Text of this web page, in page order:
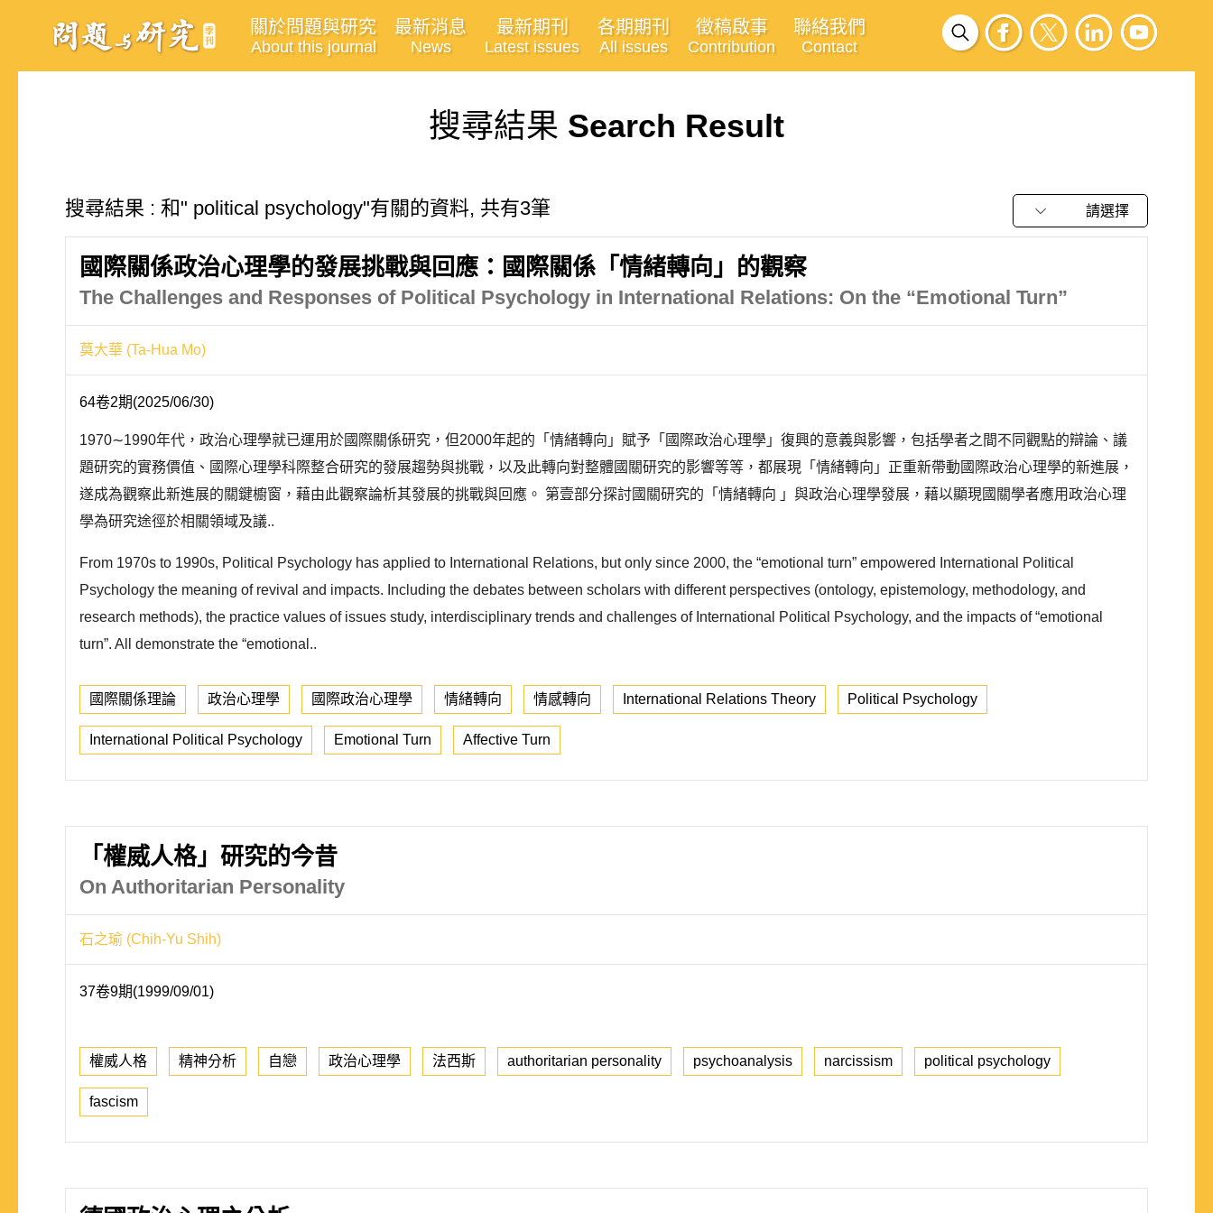
關於問題與研究
About this journal
最新消息
News
最新期刊
Latest issues
各期期刊
All issues
徵稿啟事
Contribution
聯絡我們
Contact
搜尋結果 Search Result
搜尋結果 : 和" political psychology"有關的資料, 共有3筆 請選擇
國際關係政治心理學的發展挑戰與回應：國際關係「情緒轉向」的觀察
The Challenges and Responses of Political Psychology in International Relations: On the “Emotional Turn”
莫大華 (Ta-Hua Mo)
64卷2期(2025/06/30)
1970∼1990年代，政治心理學就已運用於國際關係研究，但2000年起的「情緒轉向」賦予「國際政治心理學」復興的意義與影響，包括學者之間不同觀點的辯論、議
題研究的實務價值、國際心理學科際整合研究的發展趨勢與挑戰，以及此轉向對整體國關研究的影響等等，都展現「情緒轉向」正重新帶動國際政治心理學的新進展，
遂成為觀察此新進展的關鍵櫥窗，藉由此觀察論析其發展的挑戰與回應。 第壹部分探討國關研究的「情緒轉向 」與政治心理學發展，藉以顯現國關學者應用政治心理
學為研究途徑於相關領域及議..
From 1970s to 1990s, Political Psychology has applied to International Relations, but only since 2000, the “emotional turn” empowered International Political
Psychology the meaning of revival and impacts. Including the debates between scholars with different perspectives (ontology, epistemology, methodology, and
research methods), the practice values of issues study, interdisciplinary trends and challenges of International Political Psychology, and the impacts of “emotional
turn”. All demonstrate the “emotional..
國際關係理論 政治心理學 國際政治心理學 情緒轉向 情感轉向 International Relations Theory Political Psychology
International Political Psychology Emotional Turn Affective Turn
「權威人格」研究的今昔
On Authoritarian Personality
石之瑜 (Chih-Yu Shih)
37卷9期(1999/09/01)
權威人格 精神分析 自戀 政治心理學 法西斯 authoritarian personality psychoanalysis narcissism political psychology
fascism